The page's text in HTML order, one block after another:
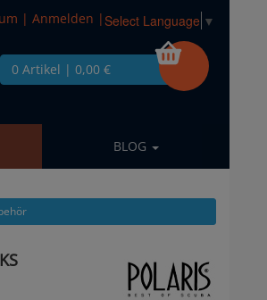
| Anmelden | Select Language ▼
0 Artikel | 0,00 €
BLOG